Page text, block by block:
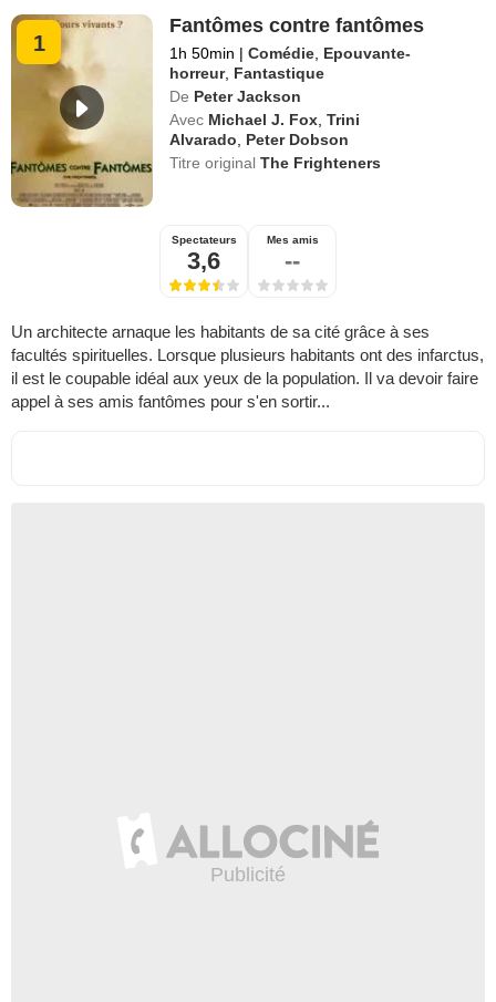
1
Fantômes contre fantômes
1h 50min | Comédie Epouvante-
horreur, Fantastique
De Peter Jackson
Avec Michael J. Fox ,Trini
Alvarado
Peter Dobson
Titre originalThe Frighteners
Spectateurs
3,6
Mes amis
--
Un architecte arnaque les habitants de sa cité grâce à ses
facultés spirituelles. Lorsque plusieurs habitants ont des infarctus,
il est le coupable idéal aux yeux de la population. Il va devoir faire
appel à ses amis fantômes pour s'en sortir...